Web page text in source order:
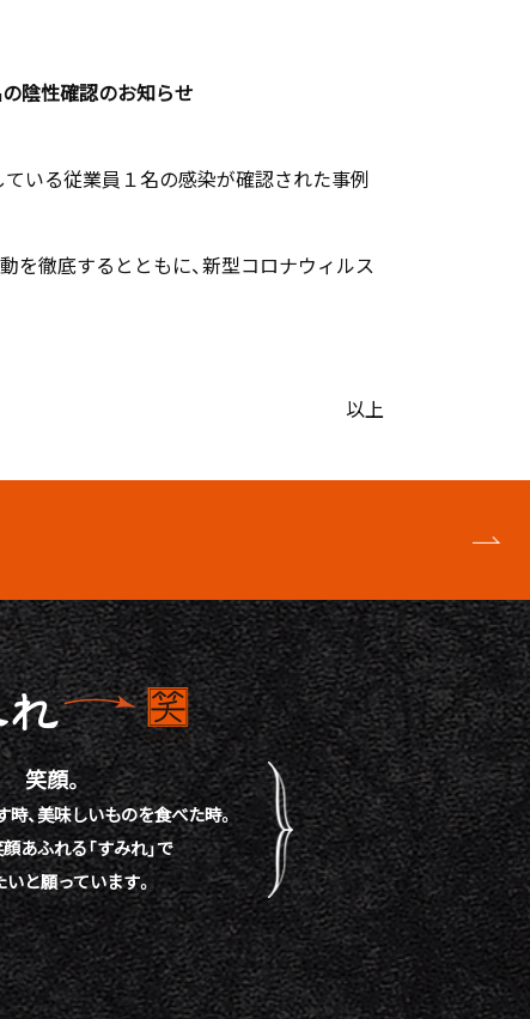
の陰性確認のお知らせ
ている従業員１名の感染が確認された事例
を徹底するとともに、新型コロナウィルス
以上
笑顔。
、美味しいものを食べた時。
あふれる「すみれ」で
いと願っています。